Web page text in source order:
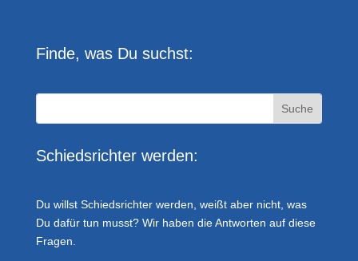
Finde, was Du suchst:
Schiedsrichter werden:
Du willst Schiedsrichter werden, weißt aber nicht, was
Du dafür tun musst? Wir haben die Antworten auf diese
Fragen.